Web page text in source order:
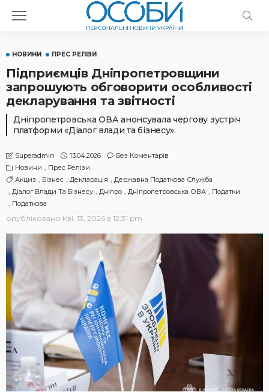
НОВИНИ ПРЕС РЕЛІЗИ
Підприємців Дніпропетровщини
запрошують обговорити особливості
декларування та звітності
Дніпропетровська ОВА анонсувала чергову зустріч
платформи «Діалог влади та бізнесу».
Superadmin 13.04.2026
Без Коментарів
Новини
Прес Релізи
Акциз
Бізнес Декларація
Державна Податкова Служба
Діалог Влади Та Бізнесу
Дніпро Дніпропетровська ОВА
Податки
Податкова
опубліковано Кві. 13, 2026 в 12:31 pm